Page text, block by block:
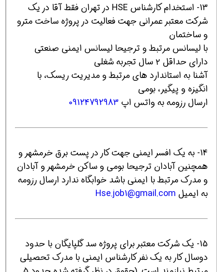
13- استخدام کارشناس HSE در تهران فقط آقا در یک
شرکت معتبر عمرانی جهت فعالیت در پروژه ساخت مترو
و ساختمان
با لیسانس مرتبط و ترجیحا لیسانس ایمنی صنعتی
دارای حداقل ۲ سال تجربه شغلی
آشنا به استاندارد های مرتبط و مدیریت ریسک، با
انگیزه و پیگیر، بومی
ارسال رزومه به واتس اپ 09124792983
14- به یک افسر ایمنی جهت کار در پست برق خرمشهر و
همچنین آبادان ترجیحا بومی و ساکن خرمشهر و آبادان
و مدرک مرتبط با ایمنی باشد خوابگاه ندارد ارسال رزومه
به ایمیل Hse.job1@gmail.com
15- یک شرکت معتبر برای پروژه سد گلپایگان با حدود
دوسال کار به یک نفر کارشناس ایمنی با مدرک تحصیلی